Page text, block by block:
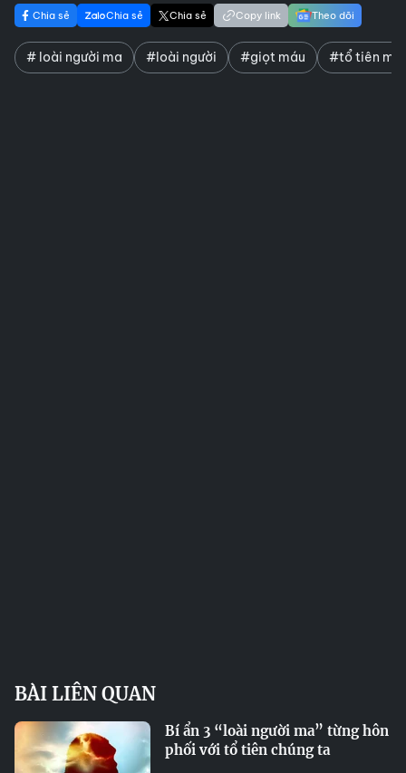
Chia sẻ Chia sẻ Chia sẻ Copy link Theo dõi
# loài người ma #loài người #giọt máu #tổ tiên ma
BÀI LIÊN QUAN
Bí ẩn 3 “loài người ma” từng hôn
phối với tổ tiên chúng ta